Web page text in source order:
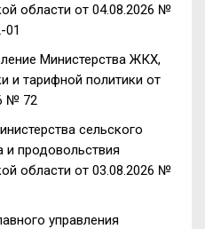
области от 04.08.2026 №
01
Министерства ЖКХ,
и тарифной политики от
№ 72
сельского
и продовольствия
области от 03.08.2026 №
управления